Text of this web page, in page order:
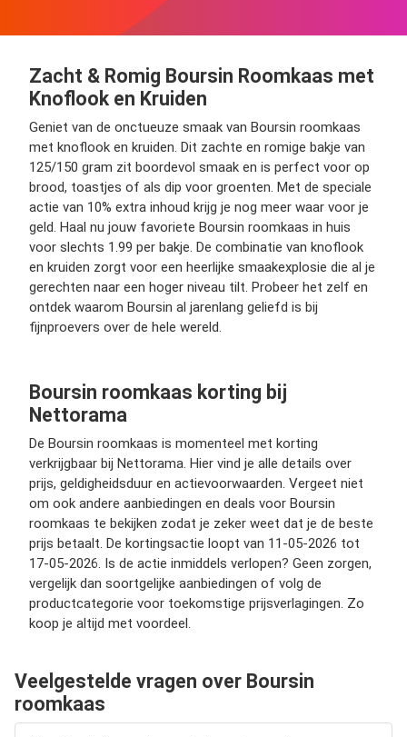
Zacht & Romig Boursin Roomkaas met
Knoflook en Kruiden
Geniet van de onctueuze smaak van Boursin roomkaas
met knoflook en kruiden. Dit zachte en romige bakje van
125/150 gram zit boordevol smaak en is perfect voor op
brood, toastjes of als dip voor groenten. Met de speciale
actie van 10% extra inhoud krijg je nog meer waar voor je
geld. Haal nu jouw favoriete Boursin roomkaas in huis
voor slechts 1.99 per bakje. De combinatie van knoflook
en kruiden zorgt voor een heerlijke smaakexplosie die al je
gerechten naar een hoger niveau tilt. Probeer het zelf en
ontdek waarom Boursin al jarenlang geliefd is bij
fijnproevers over de hele wereld.
Boursin roomkaas korting bij
Nettorama
De Boursin roomkaas is momenteel met korting
verkrijgbaar bij Nettorama. Hier vind je alle details over
prijs, geldigheidsduur en actievoorwaarden. Vergeet niet
om ook andere aanbiedingen en deals voor Boursin
roomkaas te bekijken zodat je zeker weet dat je de beste
prijs betaalt. De kortingsactie loopt van 11-05-2026 tot
17-05-2026. Is de actie inmiddels verlopen? Geen zorgen,
vergelijk dan soortgelijke aanbiedingen of volg de
productcategorie voor toekomstige prijsverlagingen. Zo
koop je altijd met voordeel.
Veelgestelde vragen over Boursin
roomkaas